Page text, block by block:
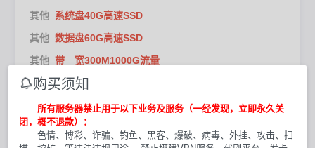
其他 系统盘40G高速SSD
其他 数据盘60G高速SSD
其他 带 宽300M1000G流量
其他 I P1个广播/原生
其他 线 路优化回国优化网络
产品已售罄
购买须知
所有服务器禁止用于以下业务及服务（一经发现，立即永久关
闭，概不退款）：
色情、博彩、诈骗、钓鱼、黑客、爆破、病毒、外挂、攻击、扫